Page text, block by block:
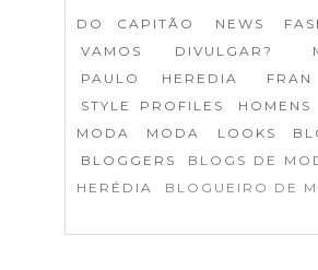
DO CAPITÃO
NEWS
VAMOS DIVULGAR?
PAULO HEREDIA
STYLE PROFILES
HOMENS
MODA
MODA LOOKS
BLOGGERS
BLOGS DE
HERÉDIA
BLOGUEIRO DE